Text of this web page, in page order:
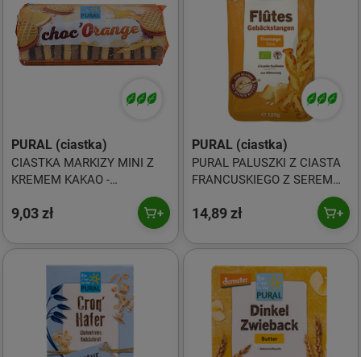
PURAL (ciastka)
CIASTKA MARKIZY MINI Z
KREMEM KAKAO -
POMARAŃCZA BIO 85 g -
PURAL
9,03 zł
PURAL (ciastka)
PURAL PALUSZKI Z CIASTA
FRANCUSKIEGO Z SEREM
14,89 zł